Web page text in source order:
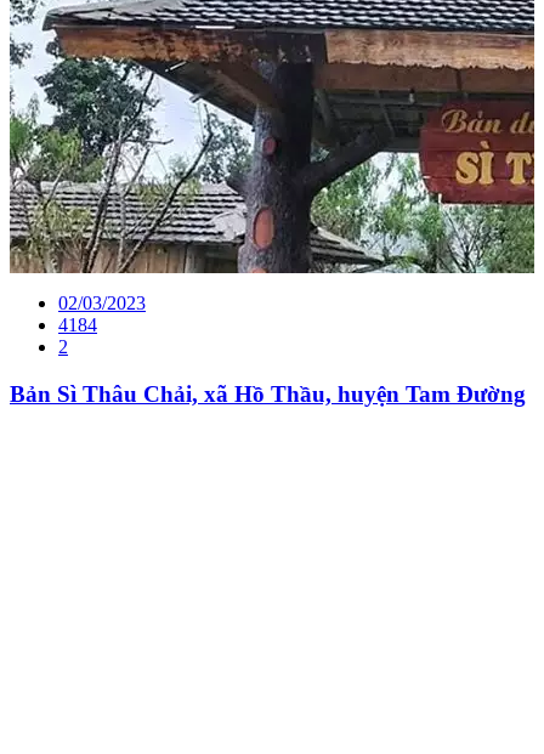
02/03/2023
4184
2
Bản Sì Thâu Chải, xã Hồ Thầu, huyện Tam Đường